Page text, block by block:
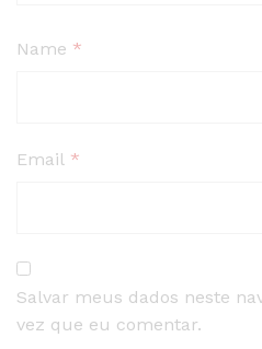
Name *
Email *
Salvar meus dados neste
vez que eu comentar.